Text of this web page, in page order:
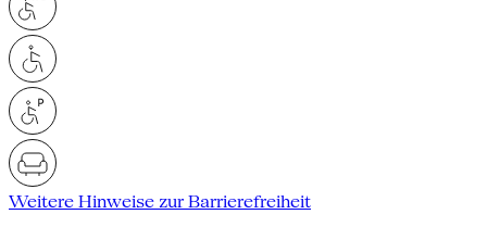
Weitere Hinweise zur Barrierefreiheit